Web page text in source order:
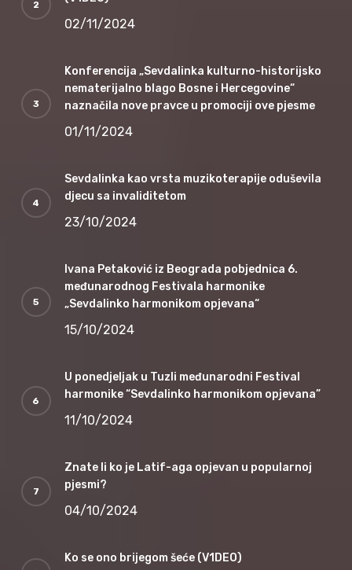
02/11/2024
Konferencija „Sevdalinka kulturno-historijsko
nematerijalno blago Bosne i Hercegovine“
naznačila nove pravce u promociji ove pjesme
01/11/2024
Sevdalinka kao vrsta muzikoterapije oduševila
djecu sa invaliditetom
23/10/2024
Ivana Petaković iz Beograda pobjednica 6.
međunarodnog Festivala harmonike
„Sevdalinko harmonikom opjevana“
15/10/2024
U ponedjeljak u Tuzli međunarodni Festival
harmonike “Sevdalinko harmonikom opjevana”
11/10/2024
Znate li ko je Latif-aga opjevan u popularnoj
pjesmi?
04/10/2024
Ko se ono brijegom šeće (V1DEO)